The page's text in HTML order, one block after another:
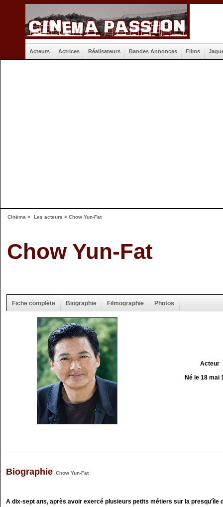
Acteurs Actrices Réalisateurs Bandes Annonces Films
Cinéma > Les acteurs > Chow Yun-Fat
Chow Yun-Fat
Fiche complète Biographie Filmographie Photos
Acteur
Né le 18 mai
Biographie Chow Yun-Fat
A dix-sept ans, après avoir exercé plusieurs petits métiers sur la presqu'île